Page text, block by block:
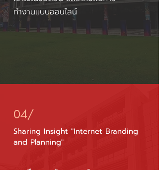
ทำงานแบบออนไลน์
04/
Sharing Insight "Internet Branding
and Planning"